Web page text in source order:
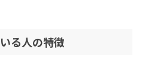
る人の特徴